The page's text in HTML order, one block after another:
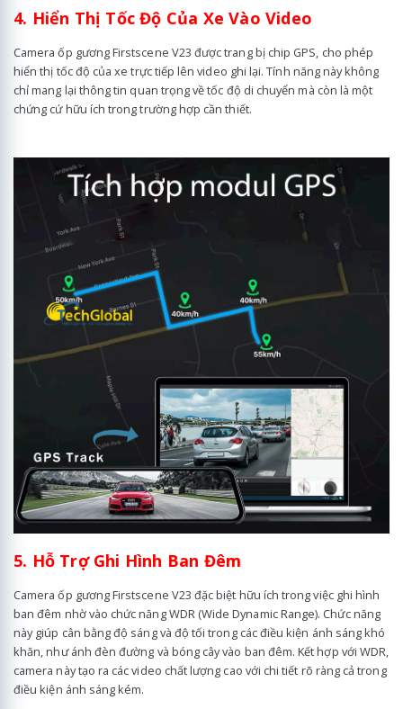
4. Hiển Thị Tốc Độ Của Xe Vào Video
Camera ốp gương Firstscene V23 được trang bị chip GPS, cho phép
hiển thị tốc độ của xe trực tiếp lên video ghi lại. Tính năng này không
chỉ mang lại thông tin quan trọng về tốc độ di chuyển mà còn là một
chứng cứ hữu ích trong trường hợp cần thiết.
5. Hỗ Trợ Ghi Hình Ban Đêm
Camera ốp gương Firstscene V23 đặc biệt hữu ích trong việc ghi hình
ban đêm nhờ vào chức năng WDR (Wide Dynamic Range). Chức năng
này giúp cân bằng độ sáng và độ tối trong các điều kiện ánh sáng khó
khăn, như ánh đèn đường và bóng cây vào ban đêm. Kết hợp với WDR,
camera này tạo ra các video chất lượng cao với chi tiết rõ ràng cả trong
điều kiện ánh sáng kém.